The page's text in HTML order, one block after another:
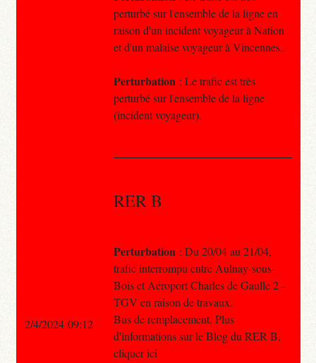
perturbé sur l'ensemble de la ligne en
raison d'un incident voyageur à Nation
et d'un malaise voyageur à Vincennes..
Perturbation : Le trafic est très
perturbé sur l'ensemble de la ligne
(incident voyageur).
RER B
Perturbation : Du 20/04 au 21/04,
trafic interrompu entre Aulnay-sous-
Bois et Aéroport Charles de Gaulle 2 –
TGV en raison de travaux.
Bus de remplacement. Plus
d'informations sur le Blog du RER B,
cliquer ici
2/4/2024 09:12